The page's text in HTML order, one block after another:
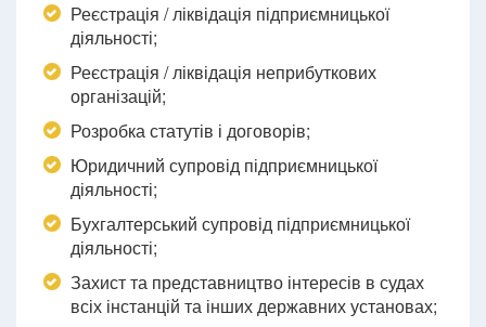
Реєстрація / ліквідація підприємницької
діяльності;
Реєстрація / ліквідація неприбуткових
організацій;
Розробка статутів і договорів;
Юридичний супровід підприємницької
діяльності;
Бухгалтерський супровід підприємницької
діяльності;
Захист та представництво інтересів в судах
всіх інстанцій та інших державних установах;